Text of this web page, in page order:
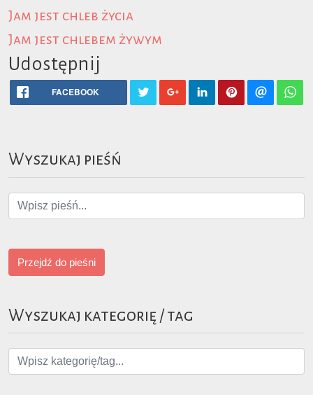
Jam jest chleb życia
Jam jest chlebem żywym
Udostępnij
FACEBOOK
Wyszukaj pieśń
Przejdź do pieśni
Wyszukaj kategorię / tag